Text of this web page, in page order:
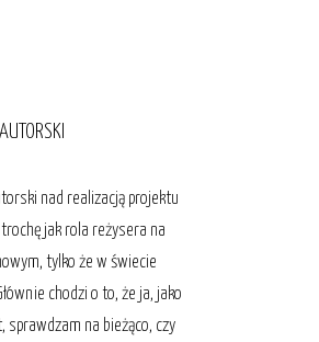
nad realizacją projektu
jak rola reżysera na
tylko że w świecie
chodzi o to, że ja, jako
sprawdzam na bieżąco, czy